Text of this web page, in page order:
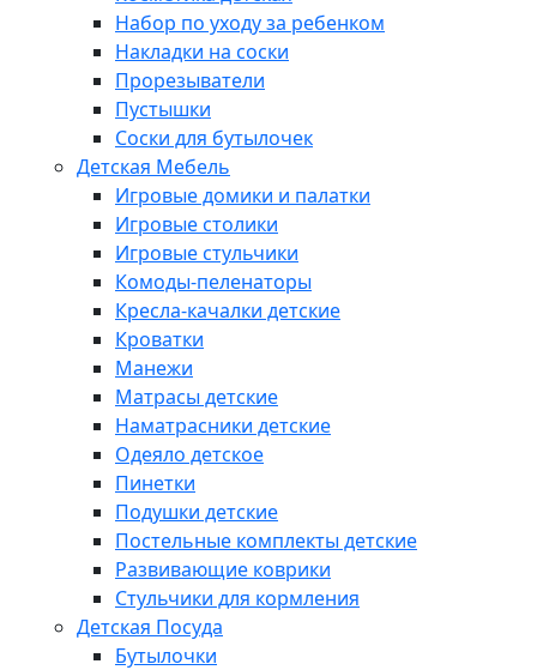
Набор по уходу за ребенком
Накладки на соски
Прорезыватели
Пустышки
Соски для бутылочек
Детская Мебель
Игровые домики и палатки
Игровые столики
Игровые стульчики
Комоды-пеленаторы
Кресла-качалки детские
Кроватки
Манежи
Матрасы детские
Наматрасники детские
Одеяло детское
Пинетки
Подушки детские
Постельные комплекты детские
Развивающие коврики
Стульчики для кормления
Детская Посуда
Бутылочки